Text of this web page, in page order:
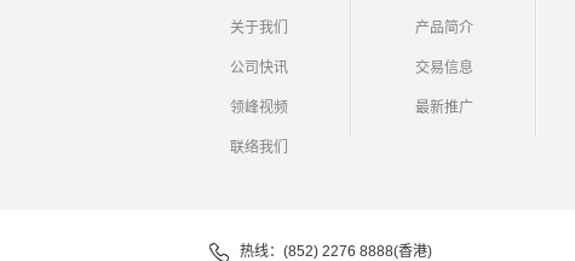
关于我们
公司快讯
领峰视频
联络我们
产品简介
交易信息
最新推广
热线：(852) 2276 8888(香港)